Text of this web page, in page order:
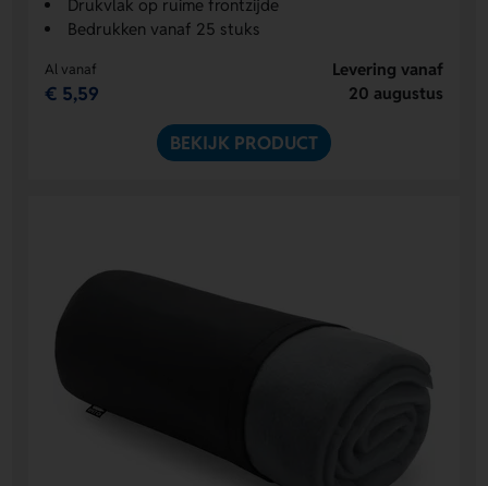
Drukvlak op ruime frontzijde
Bedrukken vanaf 25 stuks
Al vanaf
€ 5,59
Levering vanaf
20 augustus
BEKIJK PRODUCT